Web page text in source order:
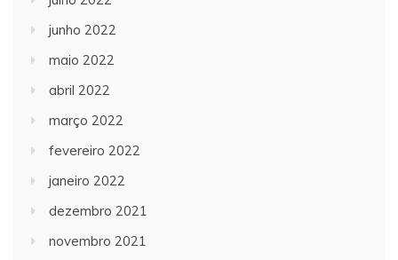
junho 2022
maio 2022
abril 2022
março 2022
fevereiro 2022
janeiro 2022
dezembro 2021
novembro 2021